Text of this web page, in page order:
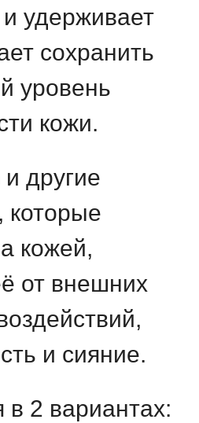
и удерживает
сохранить
уровень
кожи.
другие
которые
кожей,
от внешних
и сияние.
в 2 вариантах: